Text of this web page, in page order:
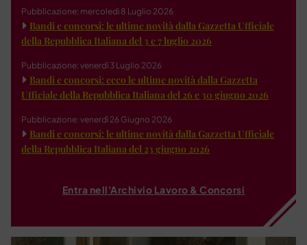
Pubblicazione: mercoledì 8 Luglio 2026
Bandi e concorsi: le ultime novità dalla Gazzetta Ufficiale
della Repubblica Italiana del 3 e 7 luglio 2026
Pubblicazione: venerdì 3 Luglio 2026
Bandi e concorsi: ecco le ultime novità dalla Gazzetta
Ufficiale della Repubblica Italiana del 26 e 30 giugno 2026
Pubblicazione: venerdì 26 Giugno 2026
Bandi e concorsi: le ultime novità dalla Gazzetta Ufficiale
della Repubblica Italiana del 23 giugno 2026
Entra nell'Archivio Lavoro & Concorsi